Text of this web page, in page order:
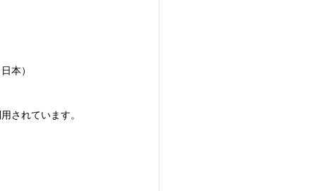
本）
されています。